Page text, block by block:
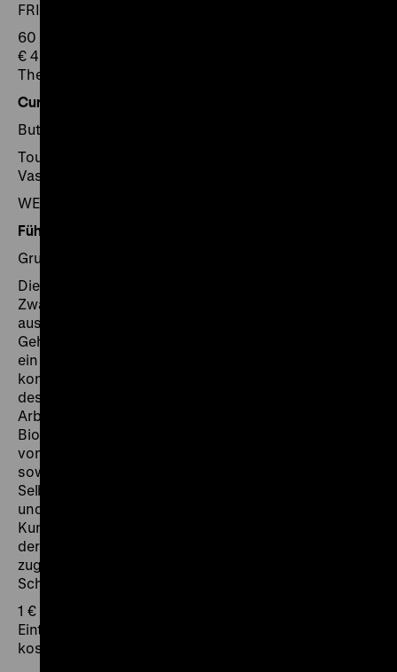
FRI 2 pm
60 minutes
€ 4 plus admission
The tour starts in front of the exhibition.
Curator's tour in English
But my soul is free – Art from the Holocaust 1939–1945
Tour with curator Eliad Moreh-Rosenberg, Yad
Vashem, Israel
WED 27.01., 6 pm
Führungen für Schulklassen
Grundschule, Sekundarstufe I und II
Die Gefangenen der nationalsozialistischen
Zwangslager waren ihren Unterdrückern hilflos
ausgeliefert. Dennoch schafften es manche im
Geheimen Kunstwerke zu schaffen, mit denen sie sich
ein Stück Freiheit, Hoffnung und Würde bewahren
konnten. Heute sind ihre Bilder wichtige Zeugnisse
des Geschehens in den Konzentrationslagern,
Arbeitslagern und Ghettos. Anhand ausgewählter
Biographien erfahren die Schülerinnen und Schüler
von den persönlichen Schicksalen der Verfolgten
sowie ihrem täglichen Kampf zwischen Ohnmacht und
Selbstbehauptung. Die Bilder sind in ihrer Motivwahl
und Komposition aber auch eigenständige
Kunstwerke. In der Betrachtung und Entschlüsselung
der Aquarelle, Zeichnungen und Ölmalereien soll
zugleich die bildanalytische Kompetenz der
Schülerinnen und Schüler gestärkt werden.
1 € pro Schüler_in
Eintritt und bis zu 2 Begleitpersonen pro Schulklasse
kostenfrei